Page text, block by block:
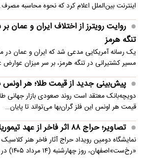
اینترنت بین‌الملل اعلام کرد که نحوه محاسبه
روایت رویترز از اختلاف ایران و عمان
تنگه هرمز
یک رسانه آمریکایی مدعی شد که ایران و عمان در
مسیر کشتیرانی در تنگه هرمز، بر سر میزان عوارض
پیش‌بینی جدید از قیمت طلا؛ هر اونس به ۴۷۰۰ دلار
دویچه‌بانک معتقد است روند صعودی بازار جهانی
قیمت هر اونس این فلز گران‌بها می‌تواند تا پایان…
تصاویر؛ حراج ۸۸ اثر فاخر از عهد تیموریان تا دوره معاصر
نمایشگاه دومین رویداد حراج آثار فاخر هنر
«رخ‌ست»اصفهان، روز چهارشنبه (۱۴ مرداد ۱۴۰۵) در تالار هنر هتل…